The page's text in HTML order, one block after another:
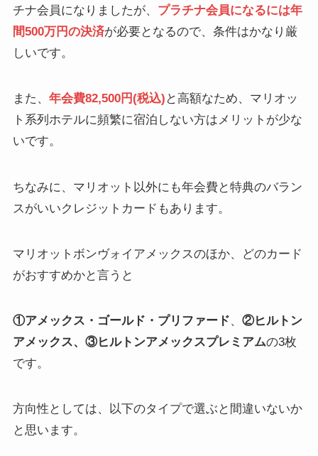
チナ会員になりましたが、 プラチナ会員になるには年
間500万円の決済が必要となるので、条件はかなり厳
しいです。
また、 年会費82,500円(税込) と高額なため、マリオッ
ト系列ホテルに頻繁に宿泊しない方はメリットが少な
いです。
ちなみに、マリオット以外にも年会費と特典のバラン
スがいいクレジットカードもあります。
マリオットボンヴォイアメックスのほか、どのカード
がおすすめかと言うと
①アメックス・ゴールド・プリファード、 ②ヒルトン
アメックス、③ヒルトンアメックスプレミアムの3枚
です。
方向性としては、以下のタイプで選ぶと間違いないか
と思います。